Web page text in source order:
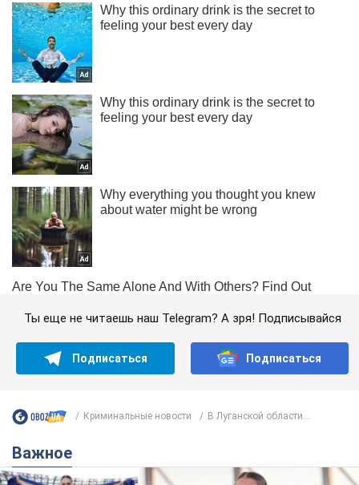
Ты еще не читаешь наш Telegram? А зря! Подписывайся
Подписаться Подписаться
Криминальные новости В Луганской области...
Важное